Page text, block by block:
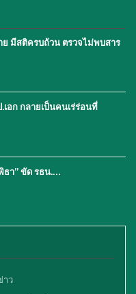
ย มีสติครบถ้วน ตรวจไม่พบสาร
อก กลายเป็นคนเร่ร่อนที่
ธา” ขัด รธน.…